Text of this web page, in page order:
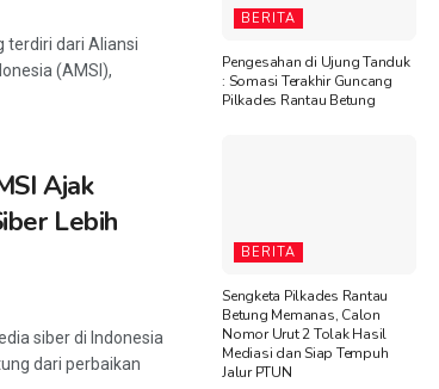
terdiri dari Aliansi
(AMSI),
Ajak
Lebih
siber di Indonesia
dari perbaikan
BERITA
Pengesahan di Ujung Tanduk
: Somasi Terakhir Guncang
Pilkades Rantau Betung
BERITA
Sengketa Pilkades Rantau
Betung Memanas, Calon
Nomor Urut 2 Tolak Hasil
Mediasi dan Siap Tempuh
Jalur PTUN